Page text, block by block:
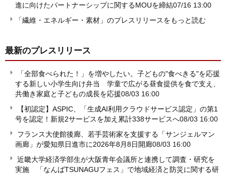
進に向けたパートナーシップに関するMOUを締結07/16 13:00
「繊維・エネルギー・素材」のプレスリリースをもっと読む
最新のプレスリリース
「全部食べられた！」を増やしたい。子どもの"食べきる"を応援
する新しい小学生向け弁当 学童で広がる昼食提供を食で支え、
共働き家庭と子どもの成長を応援08/03 16:00
【初認定】ASPIC、「生成AI利用クラウドサービス認定」の第1
号を認定！新規2サービスを加え累計338サービスへ08/03 16:00
フランス大使館後廊、若手芸術家を支援する「サンジェルマン
画廊」が愛知県日進市に2026年8月8日開廊08/03 16:00
近畿大学経済学部生が大阪青年会議所と連携して調査・研究を
実施 「なんばTSUNAGUフェス」で地域経済と防災に関する研